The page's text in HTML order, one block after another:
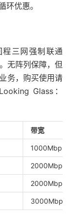
环优惠。
三网强制联通
无阵列保障，但
务，购买使用请
Glass：
带宽
1000Mbps
2000Mbps
2000Mbps
3000Mbps